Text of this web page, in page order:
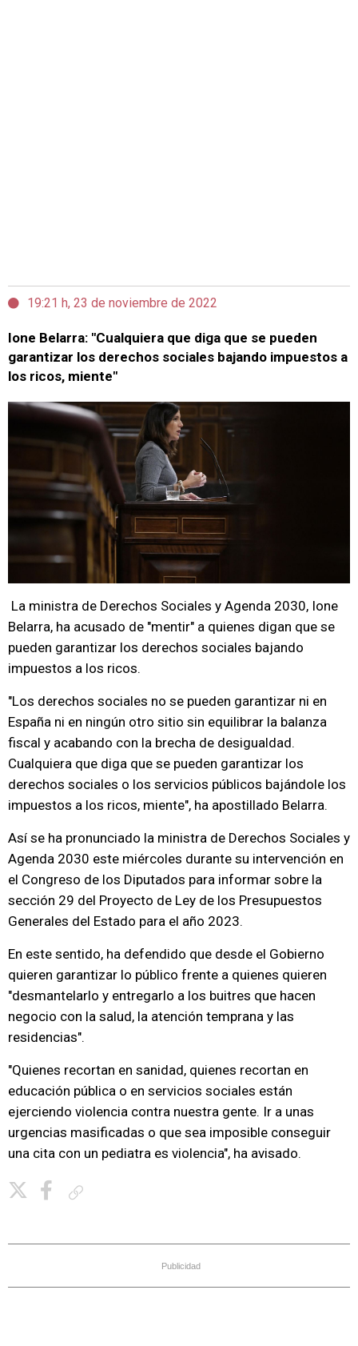
19:21 h, 23 de noviembre de 2022
Ione Belarra: "Cualquiera que diga que se pueden
garantizar los derechos sociales bajando impuestos a
los ricos, miente"
La ministra de Derechos Sociales y Agenda 2030, Ione
Belarra, ha acusado de "mentir" a quienes digan que se
pueden garantizar los derechos sociales bajando
impuestos a los ricos.
"Los derechos sociales no se pueden garantizar ni en
España ni en ningún otro sitio sin equilibrar la balanza
fiscal y acabando con la brecha de desigualdad.
Cualquiera que diga que se pueden garantizar los
derechos sociales o los servicios públicos bajándole los
impuestos a los ricos, miente", ha apostillado Belarra.
Así se ha pronunciado la ministra de Derechos Sociales y
Agenda 2030 este miércoles durante su intervención en
el Congreso de los Diputados para informar sobre la
sección 29 del Proyecto de Ley de los Presupuestos
Generales del Estado para el año 2023.
En este sentido, ha defendido que desde el Gobierno
quieren garantizar lo público frente a quienes quieren
"desmantelarlo y entregarlo a los buitres que hacen
negocio con la salud, la atención temprana y las
residencias".
"Quienes recortan en sanidad, quienes recortan en
educación pública o en servicios sociales están
ejerciendo violencia contra nuestra gente. Ir a unas
urgencias masificadas o que sea imposible conseguir
una cita con un pediatra es violencia", ha avisado.
Publicidad